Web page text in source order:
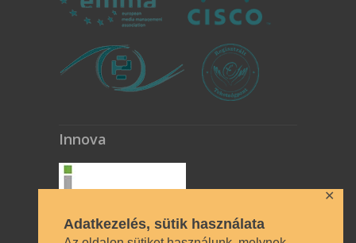
Adatkezelés, sütik használata
✕
Innova